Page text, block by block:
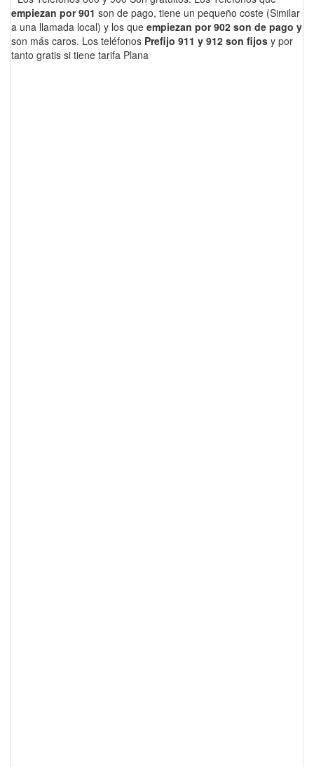
empiezan por 901 son de pago, tiene un pequeño coste (Similar
a una llamada local) y los que empiezan por 902 son de pago y
son más caros. Los teléfonos Prefijo 911 y 912 son fijos y por
tanto gratis si tiene tarifa Plana